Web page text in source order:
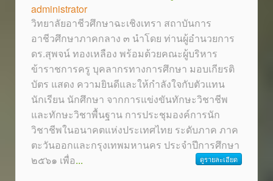
administrator
วิทยาลัยอาชีวศึกษาฉะเชิงเทรา สถาบันการ
อาชีวศึกษาภาคกลาง ๓ นำโดย ท่านผู้อำนวยการ
ดร.สุพจน์ ทองเหลือง พร้อมด้วยคณะผู้บริหาร
ข้าราชการครู บุคลากรทางการศึกษา มอบเกียรติ
บัตร แสดง ความยินดีและให้กำลังใจกับตัวแทน
นักเรียน นักศึกษา จากการแข่งขันทักษะวิชาชีพ
และทักษะวิชาพื้นฐาน การประชุมองค์การนัก
วิชาชีพในอนาคตแห่งประเทศไทย ระดับภาค ภาค
ตะวันออกและกรุงเทพมหานคร ประจำปีการศึกษา
๒๕๖๑ เพื่อ... ดูรายละเอียด